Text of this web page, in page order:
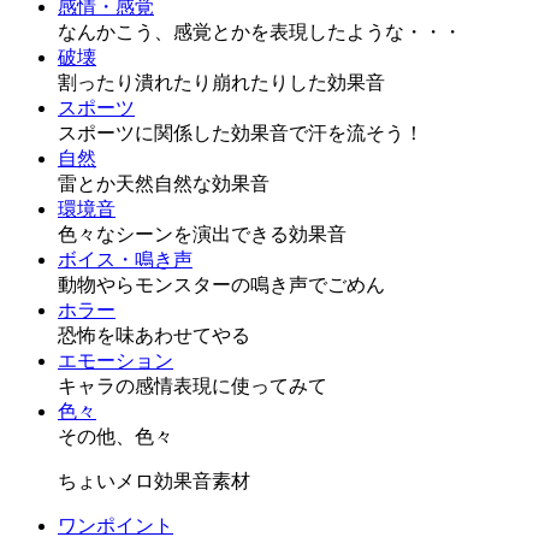
感情・感覚
なんかこう、感覚とかを表現したような・・・
破壊
割ったり潰れたり崩れたりした効果音
スポーツ
スポーツに関係した効果音で汗を流そう！
自然
雷とか天然自然な効果音
環境音
色々なシーンを演出できる効果音
ボイス・鳴き声
動物やらモンスターの鳴き声でごめん
ホラー
恐怖を味あわせてやる
エモーション
キャラの感情表現に使ってみて
色々
その他、色々
ちょいメロ効果音素材
ワンポイント